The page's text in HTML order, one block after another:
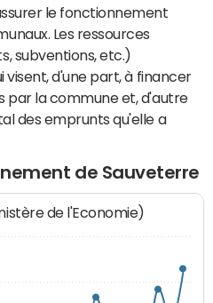
le fonctionnement
Les ressources
subventions, etc.)
d'une part, à financer
par la commune et, d'autre
des emprunts qu'elle a
de Sauveterre
de l'Economie)